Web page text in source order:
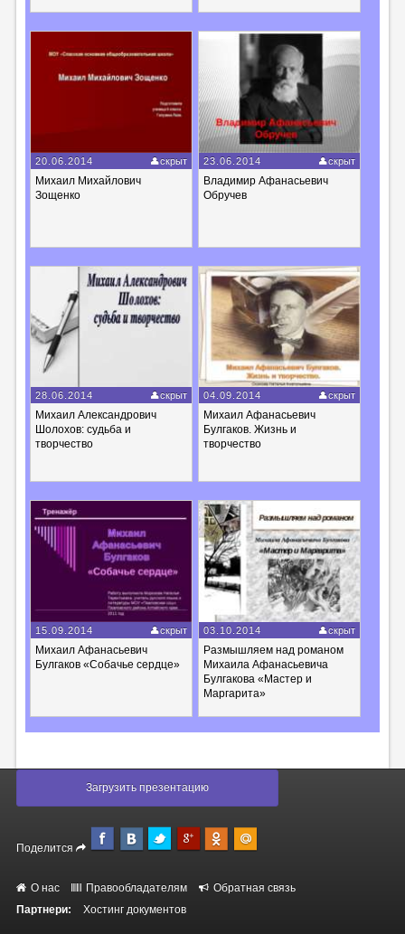
20.06.2014 скрыт
Михаил Михайлович
Зощенко
23.06.2014 скрыт
Владимир Афанасьевич
Обручев
28.06.2014 скрыт
Михаил Александрович
Шолохов: судьба и
творчество
04.09.2014 скрыт
Михаил Афанасьевич
Булгаков. Жизнь и
творчество
15.09.2014 скрыт
Михаил Афанасьевич
Булгаков «Собачье сердце»
03.10.2014 скрыт
Размышляем над романом
Михаила Афанасьевича
Булгакова «Мастер и
Маргарита»
Загрузить презентацию
Поделится
О нас Правообладателям
Обратная связь
Партнери:
Хостинг документов